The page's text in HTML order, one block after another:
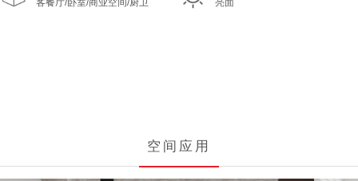
客餐厅/卧室/商业空间/厨卫 亮面
空间应用